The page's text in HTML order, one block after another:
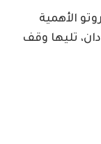
الأهمية
تليها وقف